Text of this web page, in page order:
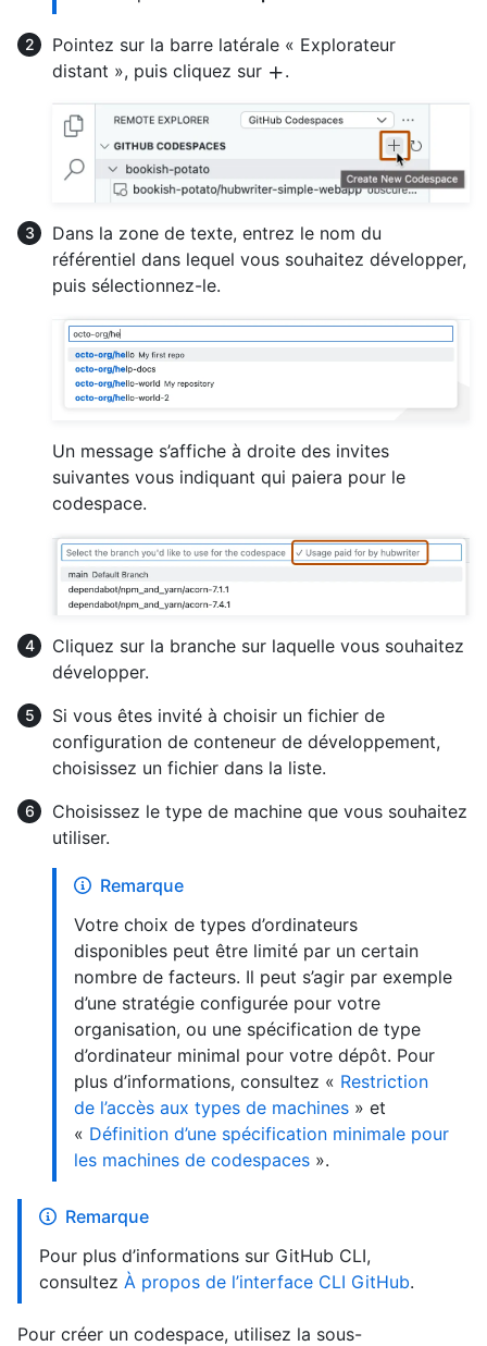
Pointez sur la barre latérale « Explorateur
distant », puis cliquez sur
.
Dans la zone de texte, entrez le nom du
référentiel dans lequel vous souhaitez développer,
puis sélectionnez-le.
Un message s’affiche à droite des invites
suivantes vous indiquant qui paiera pour le
codespace.
Cliquez sur la branche sur laquelle vous souhaitez
développer.
Si vous êtes invité à choisir un fichier de
configuration de conteneur de développement,
choisissez un fichier dans la liste.
Choisissez le type de machine que vous souhaitez
utiliser.
Remarque
Votre choix de types d’ordinateurs
disponibles peut être limité par un certain
nombre de facteurs. Il peut s’agir par exemple
d’une stratégie configurée pour votre
organisation, ou une spécification de type
d’ordinateur minimal pour votre dépôt. Pour
plus d’informations, consultez « Restriction
de l’accès aux types de machines » et
« Définition d’une spécification minimale pour
les machines de codespaces ».
Remarque
Pour plus d’informations sur GitHub CLI,
consultez À propos de l’interface CLI GitHub.
Pour créer un codespace, utilisez la sous-